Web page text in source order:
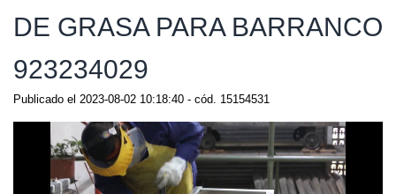
DE GRASA PARA BARRANCO
923234029
Publicado el 2023-08-02 10:18:40 - cód. 15154531